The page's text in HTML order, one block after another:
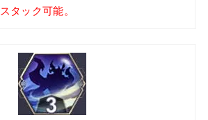
タック可能。